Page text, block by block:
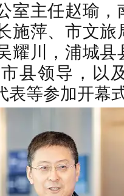
室主任赵瑜
施萍、市文
耀川，浦城
县领导，以
表等参加开幕